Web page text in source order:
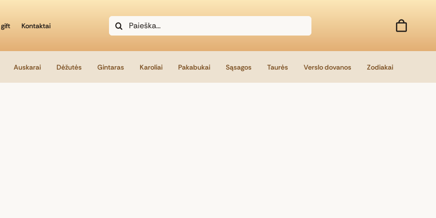
Kontaktai
Search
for:
Auskarai Dėžutės Gintaras Karoliai Pakabukai Sąsagos Taurės Verslo dovanos Zodiakai